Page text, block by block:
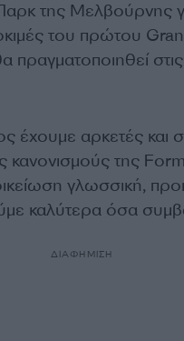
της Μελβούρνης
του πρώτου
πραγματοποιηθεί
έχουμε αρκετές και
κανονισμούς της
γλωσσική,
καλύτερα όσα
ΔΙΑΦΗΜΙΣΗ